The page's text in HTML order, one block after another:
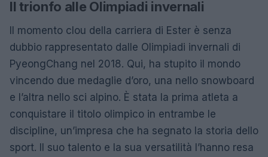
Il trionfo alle Olimpiadi invernali
Il momento clou della carriera di Ester è senza
dubbio rappresentato dalle Olimpiadi invernali di
PyeongChang nel 2018. Qui, ha stupito il mondo
vincendo due medaglie d’oro, una nello snowboard
e l’altra nello sci alpino. È stata la prima atleta a
conquistare il titolo olimpico in entrambe le
discipline, un’impresa che ha segnato la storia dello
sport. Il suo talento e la sua versatilità l’hanno resa